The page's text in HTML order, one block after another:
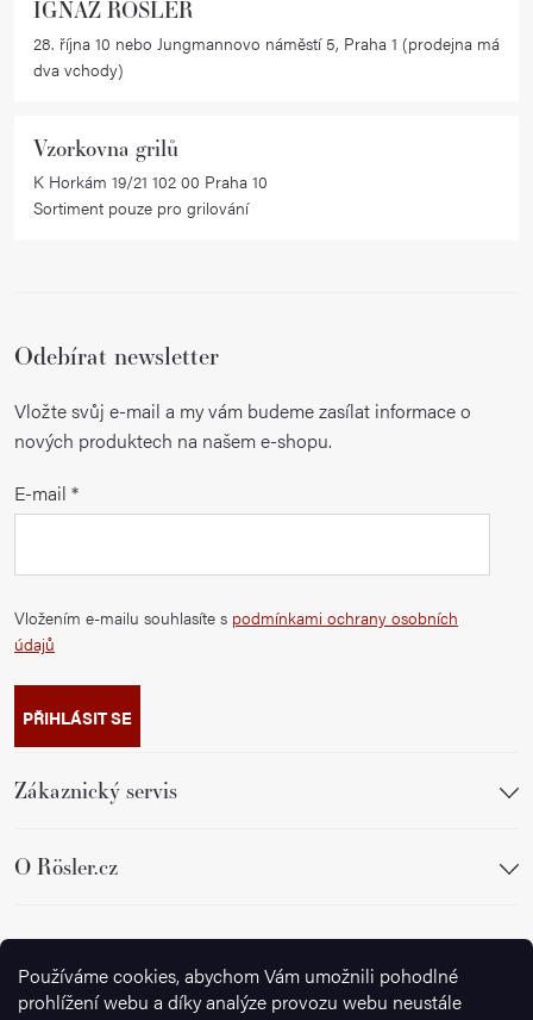
Používáme cookies, abychom Vám umožnili pohodlné
prohlížení webu a díky analýze provozu webu neustále
IGNAZ RÖSLER
28. října 10 nebo Jungmannovo náměstí 5, Praha 1 (prodejna má
dva vchody)
Vzorkovna grilů
K Horkám 19/21 102 00 Praha 10
Sortiment pouze pro grilování
Odebírat newsletter
Vložte svůj e-mail a my vám budeme zasílat informace o
nových produktech na našem e-shopu.
E-mail
Vložením e-mailu souhlasíte s podmínkami ochrany osobních
údajů
PŘIHLÁSIT SE
Zákaznický servis
O Rösler.cz
Sledujte nás